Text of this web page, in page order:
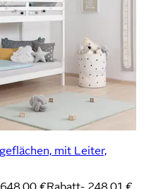
mit Leiter,
€Rabatt- 248,01 €